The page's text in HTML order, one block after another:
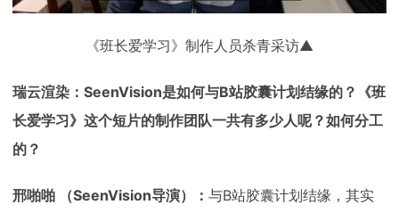
《班长爱学习》制作人员杀青采访▲
瑞云渲染：SeenVision是如何与B站胶囊计划结缘的？《班
长爱学习》这个短片的制作团队一共有多少人呢？如何分工
的？
邢啪啪 （SeenVision导演）： 与B站胶囊计划结缘，其实